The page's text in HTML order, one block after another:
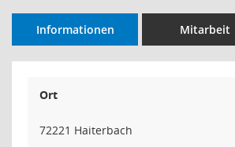
Informationen Mitarbeit
Ort
72221 Haiterbach